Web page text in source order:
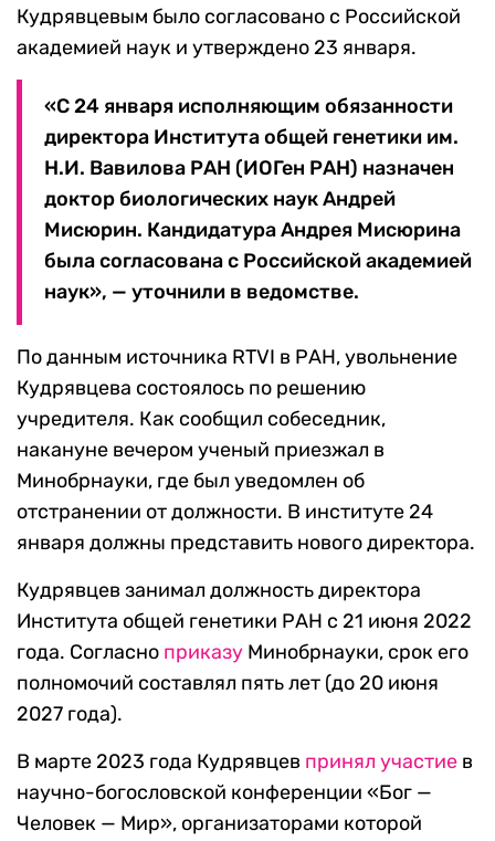
Кудрявцевым было согласовано с Российской
академией наук и утверждено 23 января.
«С 24 января исполняющим обязанности
директора Института общей генетики им.
Н.И. Вавилова РАН (ИОГен РАН) назначен
доктор биологических наук Андрей
Мисюрин. Кандидатура Андрея Мисюрина
была согласована с Российской академией
наук», — уточнили в ведомстве.
По данным источника RTVI в РАН, увольнение
Кудрявцева состоялось по решению
учредителя. Как сообщил собеседник,
накануне вечером ученый приезжал в
Минобрнауки, где был уведомлен об
отстранении от должности. В институте 24
января должны представить нового директора.
Кудрявцев занимал должность директора
Института общей генетики РАН с 21 июня 2022
года. Согласно приказу Минобрнауки, срок его
полномочий составлял пять лет (до 20 июня
2027 года).
В марте 2023 года Кудрявцев принял участие в
научно-богословской конференции «Бог —
Человек — Мир», организаторами которой